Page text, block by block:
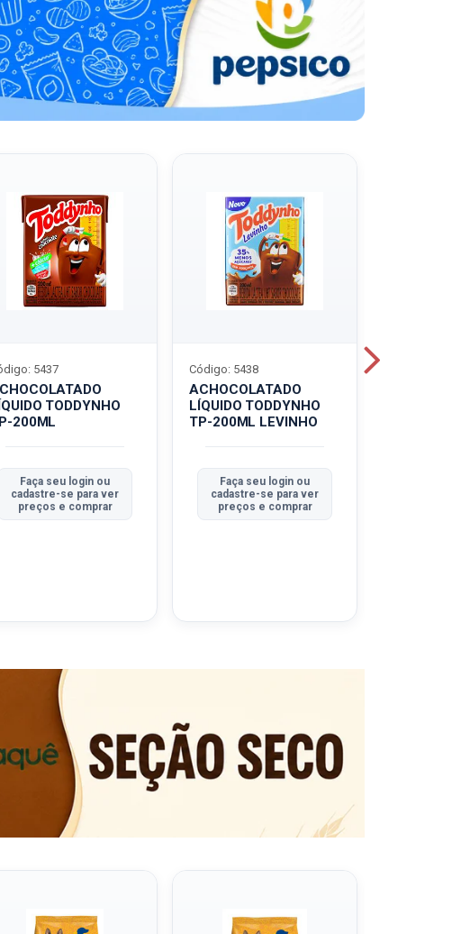
TODDYNHO
200ML
5437
Faça seu login ou
cadastre-se para ver
preços e comprar
ACHOCOLATADO
LÍQUIDO TODDYNHO
TP-200ML LEVINHO
Código: 5438
Faça seu login ou
cadastre-se para ver
preços e comprar